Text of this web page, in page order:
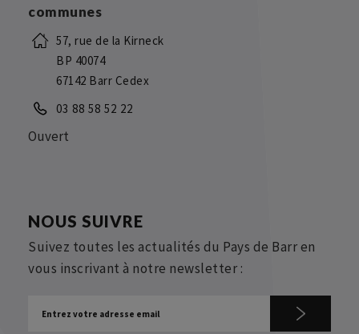
communes
57, rue de la Kirneck
BP 40074
67142 Barr Cedex
03 88 58 52 22
Ouvert
NOUS SUIVRE
Suivez toutes les actualités du Pays de Barr en
vous inscrivant à notre newsletter :